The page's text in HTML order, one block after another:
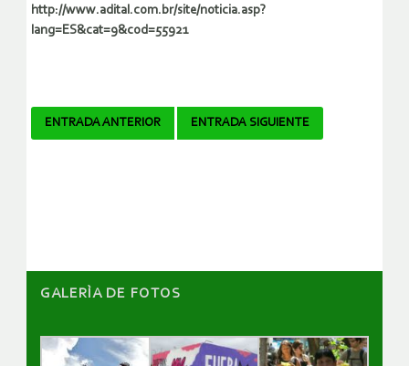
http://www.adital.com.br/site/noticia.asp?
lang=ES&cat=9&cod=55921
Navegador
ENTRADA ANTERIOR ENTRADA SIGUIENTE
GALERÌA DE FOTOS